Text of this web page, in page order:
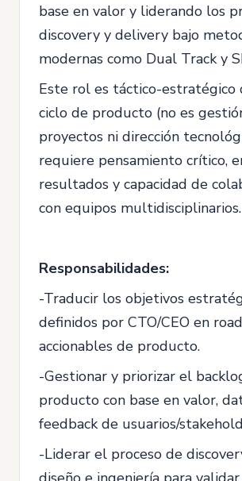
base en valor y liderando los
discovery y delivery bajo
modernas como Dual Track y
Este rol es táctico-
ciclo de producto (no es
proyectos ni dirección
requiere pensamiento crítico,
resultados y capacidad de
con equipos multidisciplinarios.
Responsabilidades:
-Traducir los objetivos
definidos por CTO/CEO en
accionables de producto.
-Gestionar y priorizar el
producto con base en valor,
feedback de usuarios/
-Liderar el proceso de